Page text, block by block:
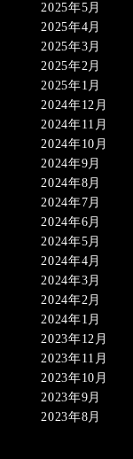
2025年5月
2025年4月
2025年3月
2025年2月
2025年1月
2024年12月
2024年11月
2024年10月
2024年9月
2024年8月
2024年7月
2024年6月
2024年5月
2024年4月
2024年3月
2024年2月
2024年1月
2023年12月
2023年11月
2023年10月
2023年9月
2023年8月